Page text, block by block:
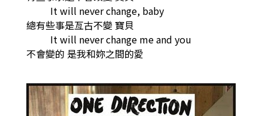
It will never change, baby
總有些事是亙古不變 寶貝
It will never change me and you
不會變的 是我和妳之間的愛